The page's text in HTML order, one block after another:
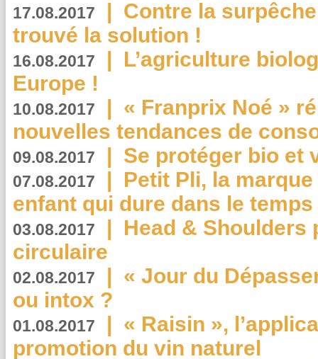
17.08.2017 | Contre la
trouvé la solution !
16.08.2017 | L’agriculture
Europe !
10.08.2017 | « Franprix Noé »
nouvelles tendances de
09.08.2017 | Se protéger bio et
07.08.2017 | Petit Pli, la
enfant qui dure dans le temps
03.08.2017 | Head & Shoulders
circulaire
02.08.2017 | « Jour du
ou intox ?
01.08.2017 | « Raisin »,
promotion du vin naturel